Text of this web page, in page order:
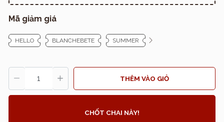
Mã giảm giá
HELLO BLANCHEBETE SUMMER
THÊM VÀO GIỎ
CHỐT CHAI NÀY!